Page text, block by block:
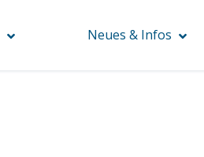
Neues & Infos